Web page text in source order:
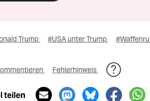
Trump #USA unter Trump
Fehlerhinweis
teilen